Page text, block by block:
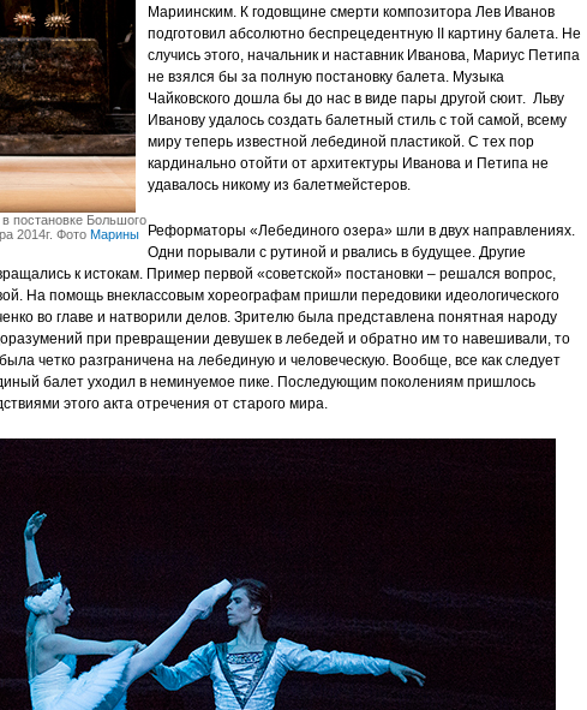
постановке Большого
2014г. Фото Марины
Мариинским. К годовщине смерти композитора Лев Иванов
подготовил абсолютно беспрецедентную II картину балета. Не
случись этого, начальник и наставник Иванова, Мариус Петипа
не взялся бы за полную постановку балета. Музыка
Чайковского дошла бы до нас в виде пары другой сюит. Льву
Иванову удалось создать балетный стиль с той самой, всему
миру теперь известной лебединой пластикой. С тех пор
кардинально отойти от архитектуры Иванова и Петипа не
удавалось никому из балетмейстеров.
Реформаторы «Лебединого озера» шли в двух направлениях.
Одни порывали с рутиной и рвались в будущее. Другие
к истокам. Пример первой «советской» постановки – решался вопрос,
На помощь внеклассовым хореографам пришли передовики идеологического
во главе и натворили делов. Зрителю была представлена понятная народу
при превращении девушек в лебедей и обратно им то навешивали, то
четко разграничена на лебединую и человеческую. Вообще, все как следует
балет уходил в неминуемое пике. Последующим поколениям пришлось
этого акта отречения от старого мира.